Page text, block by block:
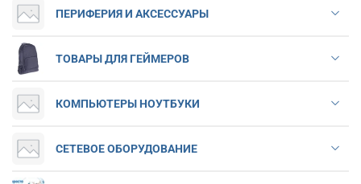
ПЕРИФЕРИЯ И АКСЕССУАРЫ
ТОВАРЫ ДЛЯ ГЕЙМЕРОВ
КОМПЬЮТЕРЫ НОУТБУКИ
СЕТЕВОЕ ОБОРУДОВАНИЕ